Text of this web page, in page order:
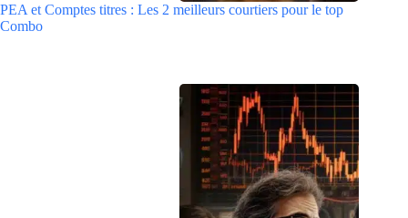
PEA et Comptes titres : Les 2 meilleurs courtiers pour le top
Combo